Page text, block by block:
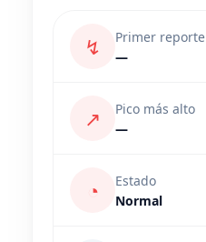
↯
Primer reporte
—
↗
Pico más alto
—
◔
Estado
Normal